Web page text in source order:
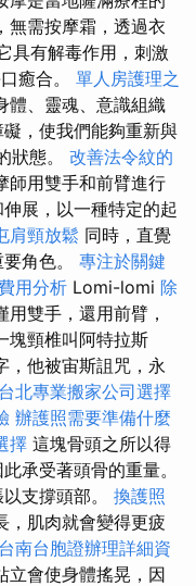
無需按摩霜，透過衣
具有解毒作用，刺激
癒合。 單人房護理之
體、靈魂、意識組織
，使我們能夠重新與
狀態。 改善法令紋的
師用雙手和前臂進行
展，以一種特定的起
肩頸放鬆 同時，直覺
角色。 專注於關鍵
用分析 Lomi-lomi 除
雙手，還用前臂，
塊頸椎叫阿特拉斯
，他被宙斯詛咒，永
台北專業搬家公司選擇
辦護照需要準備什麼
擇 這塊骨頭之所以得
承受著頭骨的重量。
支撐頭部。 換護照
，肌肉就會變得更疲
台南台胞證辦理詳細資
立會使身體搖晃，因